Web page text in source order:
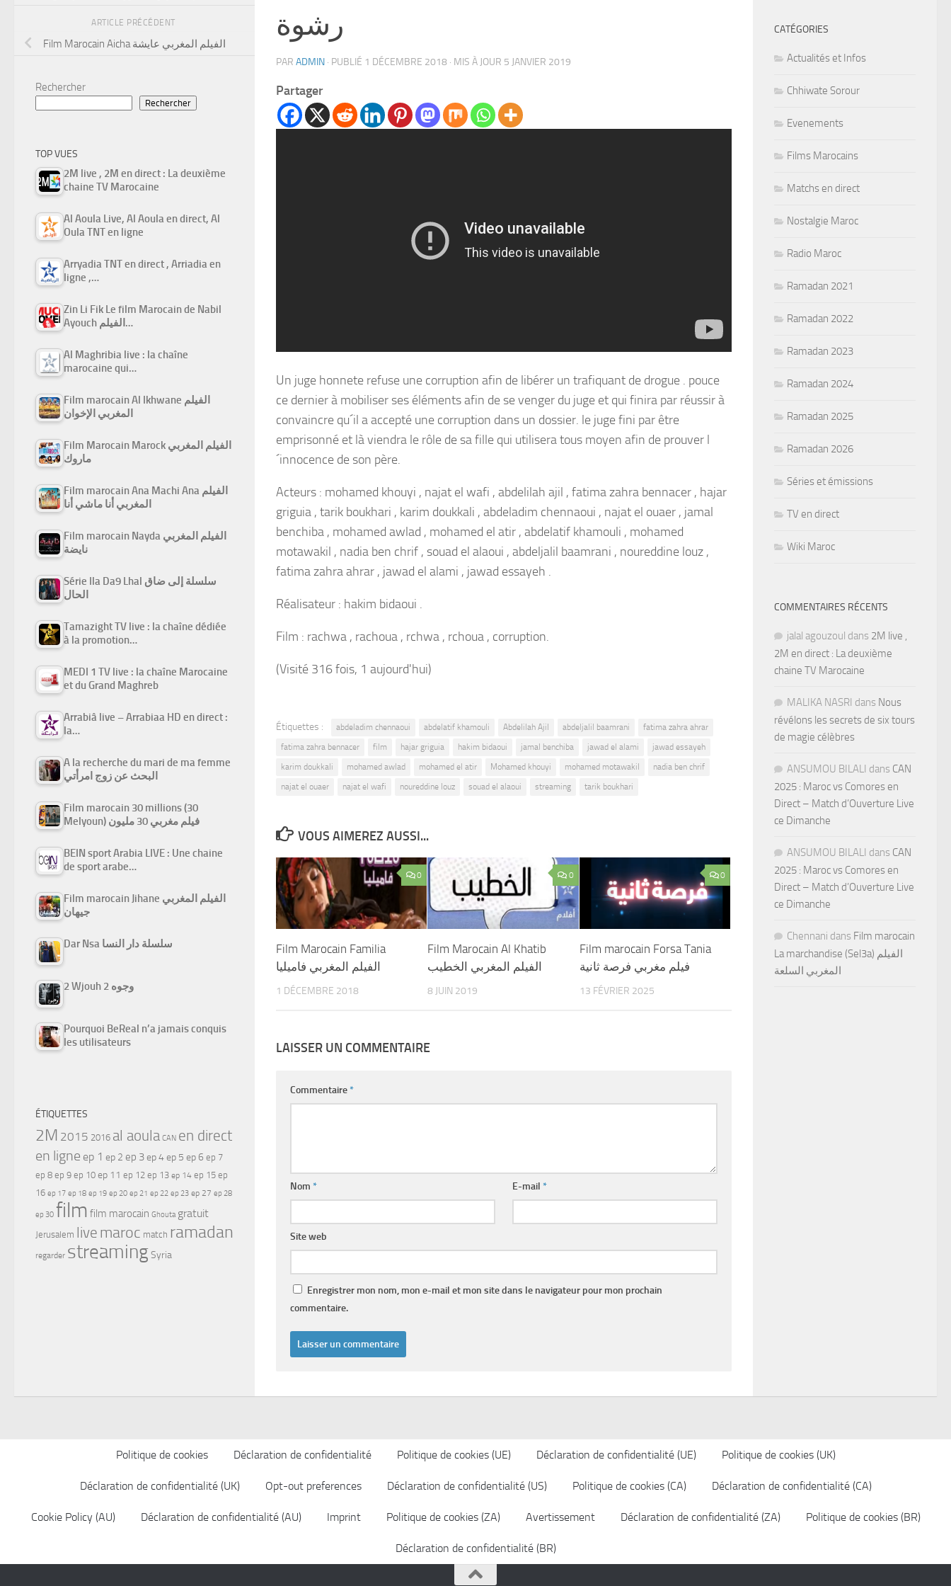
رشوة
PAR ADMIN · PUBLIÉ 1 DÉCEMBRE 2018 · MIS À JOUR 5 JANVIER 2019
Partager
Un juge honnete refuse une corruption afin de libérer un trafiquant de drogue . pouce
ce dernier à mobiliser ses éléments afin de se venger du juge et qui finira par réussir à
convaincre qu´il a accepté une corruption dans un dossier. le juge fini par être
emprisonné et là viendra le rôle de sa fille qui utilisera tous moyen afin de prouver l
´innocence de son père.
Acteurs : mohamed khouyi , najat el wafi , abdelilah ajil , fatima zahra bennacer , hajar
griguia , tarik boukhari , karim doukkali , abdeladim chennaoui , najat el ouaer , jamal
benchiba , mohamed awlad , mohamed el atir , abdelatif khamouli , mohamed
motawakil , nadia ben chrif , souad el alaoui , abdeljalil baamrani , noureddine louz ,
fatima zahra ahrar , jawad el alami , jawad essayeh .
Réalisateur : hakim bidaoui .
Film : rachwa , rachoua , rchwa , rchoua , corruption.
(Visité 316 fois, 1 aujourd'hui)
Étiquettes : abdeladim chennaoui abdelatif khamouli Abdelilah Ajil abdeljalil baamrani
fatima zahra ahrar
fatima zahra bennacer
film hajar griguia hakim bidaoui jamal benchiba jawad el alami
jawad essayeh
karim doukkali
mohamed awlad mohamed el atir Mohamed khouyi mohamed motawakil
nadia ben chrif
najat el ouaer
najat el wafi noureddine louz souad el alaoui streaming tarik boukhari
VOUS AIMEREZ AUSSI...
0
Film Marocain Familia
الفيلم المغربي فاميليا
1 DÉCEMBRE 2018
0
Film Marocain Al Khatib
الفيلم المغربي الخطيب
8 JUIN 2019
0
Film marocain Forsa Tania
فيلم مغربي فرصة ثانية
13 FÉVRIER 2025
LAISSER UN COMMENTAIRE
Commentaire*
Nom * E-mail*
Site web
Enregistrer mon nom, mon e-mail et mon site dans le navigateur pour mon prochain
commentaire.
ARTICLE PRÉCÉDENT
Film Marocain Aicha الفيلم المغربي عايشة
Rechercher
Rechercher
TOP VUES
2M live , 2M en direct : La deuxième
chaine TV Marocaine
Al Aoula Live, Al Aoula en direct, Al
Oula TNT en ligne
Arryadia TNT en direct , Arriadia en
ligne ,…
Zin Li Fik Le film Marocain de Nabil
Ayouch الفيلم…
Al Maghribia live : la chaîne
marocaine qui…
Film marocain Al Ikhwane الفيلم
المغربي الإخوان
Film Marocain Marock الفيلم المغربي
ماروك
Film marocain Ana Machi Ana الفيلم
المغربي أنا ماشي أنا
Film marocain Nayda الفيلم المغربي
نايضة
Série Ila Da9 Lhal سلسلة إلى ضاق
الحال
Tamazight TV live : la chaîne dédiée
à la promotion…
MEDI 1 TV live : la chaîne Marocaine
et du Grand Maghreb
Arrabiâ live – Arrabiaa HD en direct :
la…
A la recherche du mari de ma femme
البحث عن زوج امرأتي
Film marocain 30 millions (30
Melyoun) فيلم مغربي 30 مليون
BEIN sport Arabia LIVE : Une chaine
de sport arabe…
Film marocain Jihane الفيلم المغربي
جيهان
Dar Nsa سلسلة دار النسا
2 Wjouh 2 وجوه
Pourquoi BeReal n’a jamais conquis
les utilisateurs
ÉTIQUETTES
2M 2015 2016 al aoula CAN en direct
en ligne ep 1 ep 2 ep 3ep 4ep 5 ep 6 ep 7
ep 8 ep 9 ep 10 ep 11 ep 12 ep 13 ep 14 ep 15 ep
16 ep 17 ep 18 ep 19 ep 20 ep 21 ep 22 ep 23 ep 27 ep 28
ep 30 film film marocain Ghouta gratuit
Jerusalem live maroc match ramadan
regarder streamingSyria
CATÉGORIES
Actualités et Infos
Chhiwate Sorour
Evenements
Films Marocains
Matchs en direct
Nostalgie Maroc
Radio Maroc
Ramadan 2021
Ramadan 2022
Ramadan 2023
Ramadan 2024
Ramadan 2025
Ramadan 2026
Séries et émissions
TV en direct
Wiki Maroc
COMMENTAIRES RÉCENTS
jalal agouzoul dans 2M live ,
2M en direct : La deuxième
chaine TV Marocaine
MALIKA NASRI dans Nous
révélons les secrets de six tours
de magie célèbres
ANSUMOU BILALI dans CAN
2025 : Maroc vs Comores en
Direct – Match d’Ouverture Live
ce Dimanche
ANSUMOU BILALI dans CAN
2025 : Maroc vs Comores en
Direct – Match d’Ouverture Live
ce Dimanche
Chennani dans Film marocain
La marchandise (Sel3a) الفيلم
المغربي السلعة
Politique de cookies Déclaration de confidentialité Politique de cookies (UE) Déclaration de confidentialité (UE) Politique de cookies (UK)
Déclaration de confidentialité (UK) Opt-out preferences Déclaration de confidentialité (US) Politique de cookies (CA) Déclaration de confidentialité (CA)
Cookie Policy (AU) Déclaration de confidentialité (AU) Imprint Politique de cookies (ZA) Avertissement Déclaration de confidentialité (ZA) Politique de cookies (BR)
Déclaration de confidentialité (BR)